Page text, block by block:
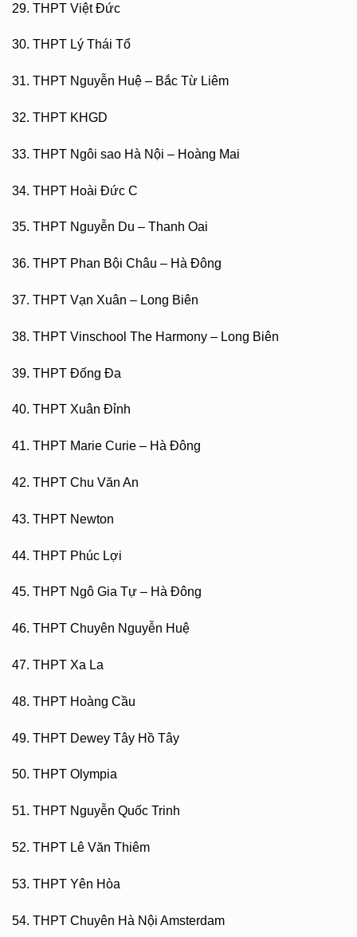
29. THPT Việt Đức
30. THPT Lý Thái Tổ
31. THPT Nguyễn Huệ – Bắc Từ Liêm
32. THPT KHGD
33. THPT Ngôi sao Hà Nội – Hoàng Mai
34. THPT Hoài Đức C
35. THPT Nguyễn Du – Thanh Oai
36. THPT Phan Bội Châu – Hà Đông
37. THPT Vạn Xuân – Long Biên
38. THPT Vinschool The Harmony – Long Biên
39. THPT Đống Đa
40. THPT Xuân Đỉnh
41. THPT Marie Curie – Hà Đông
42. THPT Chu Văn An
43. THPT Newton
44. THPT Phúc Lợi
45. THPT Ngô Gia Tự – Hà Đông
46. THPT Chuyên Nguyễn Huệ
47. THPT Xa La
48. THPT Hoàng Cầu
49. THPT Dewey Tây Hồ Tây
50. THPT Olympia
51. THPT Nguyễn Quốc Trinh
52. THPT Lê Văn Thiêm
53. THPT Yên Hòa
54. THPT Chuyên Hà Nội Amsterdam